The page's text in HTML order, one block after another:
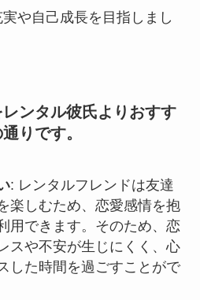
や自己成長を目指しまし
ンタル彼氏よりおすす
りです。
: レンタルフレンドは友達
楽しむため、恋愛感情を抱
用できます。そのため、恋
スや不安が生じにくく、心
した時間を過ごすことがで